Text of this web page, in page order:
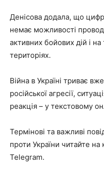
Денісова додала, що
немає можливості
активних бойових дій і
територіях.
Війна в Україні триває
російської агресії,
реакція – у текстовому
Термінові та важливі
проти України читайте на
Telegram.